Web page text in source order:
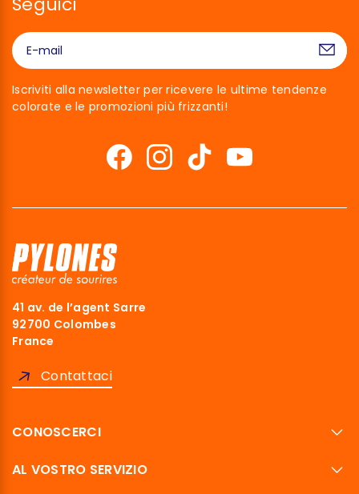
Iscriviti alla newsletter per ricevere le ultime tendenze
colorate e le promozioni più frizzanti!
41 av. de l’agent Sarre
92700 Colombes
France
Contattaci
CONOSCERCI
AL VOSTRO SERVIZIO